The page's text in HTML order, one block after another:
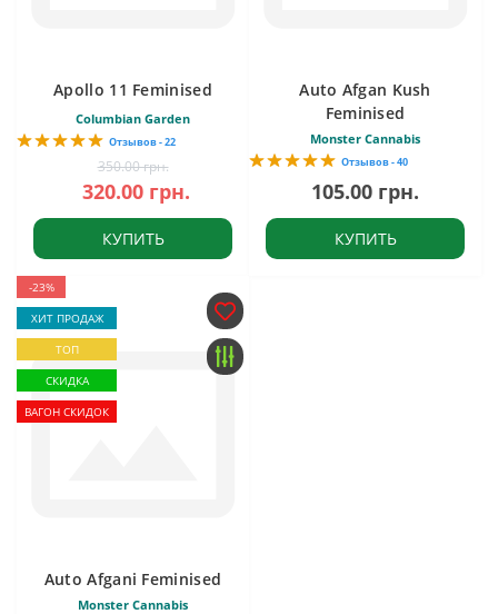
Apollo 11 Feminised
Columbian Garden
Отзывов - 22
350.00 грн.
320.00 грн.
КУПИТЬ
Auto Afgan Kush
Feminised
Monster Cannabis
Отзывов - 40
105.00 грн.
КУПИТЬ
-23%
ХИТ ПРОДАЖ
ТОП
СКИДКА
ВАГОН СКИДОК
Auto Afgani Feminised
Monster Cannabis